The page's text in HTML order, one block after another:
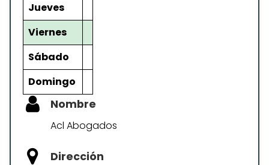
Jueves
Viernes
Sábado
Domingo
Nombre
Acl Abogados
Dirección